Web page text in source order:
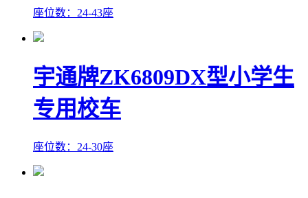
座位数：24-43座
宇通牌ZK6809DX型小学生
专用校车
座位数：24-30座